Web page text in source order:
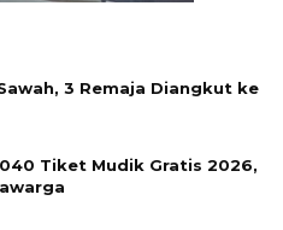
3 Remaja Diangkut ke
Tiket Mudik Gratis 2026,